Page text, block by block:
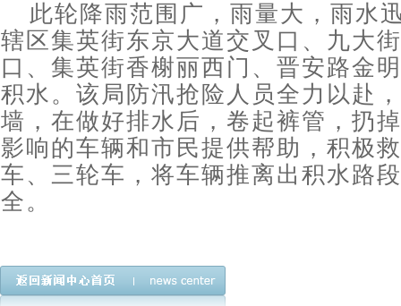
此轮降雨范围广，雨量大，雨水
辖区集英街东京大道交叉口、九大
口、集英街香榭丽西门、晋安路金
积水。该局防汛抢险人员全力以赴
墙，在做好排水后，卷起裤管，扔
影响的车辆和市民提供帮助，积极
车、三轮车，将车辆推离出积水路
全。